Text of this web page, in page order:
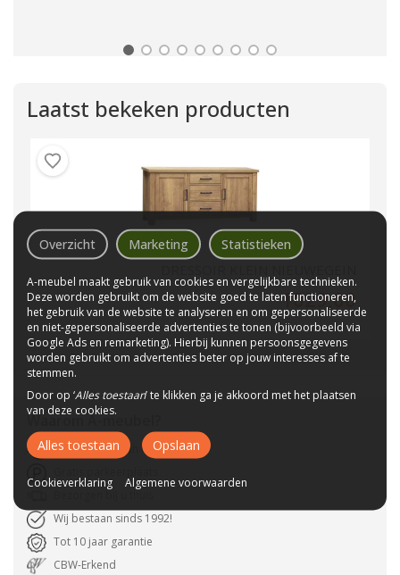
Laatst bekeken producten
1029,00
WaaromA-meubel
Laagste prijs van NL
Wij bestaan sinds 1992!
Tot 10 jaar garantie
CBW-Erkend
Overzicht Marketing Statistieken
A-meubel maakt gebruik van cookies en vergelijkbare technieken.
Deze worden gebruikt om de website goed te laten functioneren,
het gebruik van de website te analyseren en om gepersonaliseerde
en niet-gepersonaliseerde advertenties te tonen (bijvoorbeeld via
Google Ads en remarketing). Hierbij kunnen persoonsgegevens
worden gebruikt om advertenties beter op jouw interesses af te
stemmen.
Door op ‘Alles toestaan’ te klikken ga je akkoord met het plaatsen
van deze cookies.
Alles toestaan Opslaan
Cookieverklaring Algemene voorwaarden